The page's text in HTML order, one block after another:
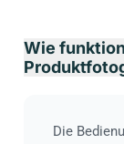
Wie
Die